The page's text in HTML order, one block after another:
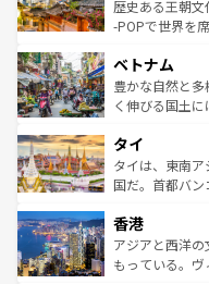
ビング、ハイ
い。オースト
参照してほしい。
と山間の静け
驚きをもたら
容にもいいと評
が
照してほしい。
歴史ある王朝
-POPで世界を
き、地方に足を
できる。そし
まで、さまざ
リティに包まれ
覧を参照してほ
ベトナム
豊かな自然と
く伸びる国土
急速な発展と共
ーチミン市の
醸し出してい
とつ。フォーや
ひ現地で味わ
が旅行者を迎
タイ
タイは、東南
国だ。首都バ
の活気が交差し
帯で自然と触
いビーチでリ
香港
アジアと西洋
もっている。